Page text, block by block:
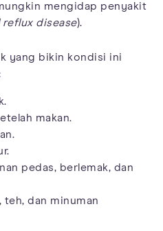
mengidap penyakit
disease).
yang bikin kondisi ini
makan.
pedas, berlemak, dan
teh, dan minuman